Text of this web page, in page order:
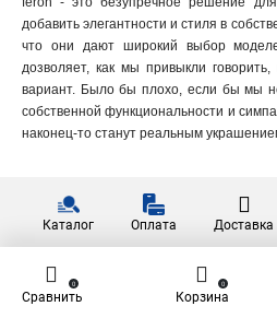
добавить элегантности и стиля в
что они дают широкий выбор
дозволяет, как мы привыкли
вариант. Было бы плохо, если бы мы
собственной функциональности и
наконец-то станут реальным
Каталог Оплата Доставка
Сравнить
0
Корзина
0